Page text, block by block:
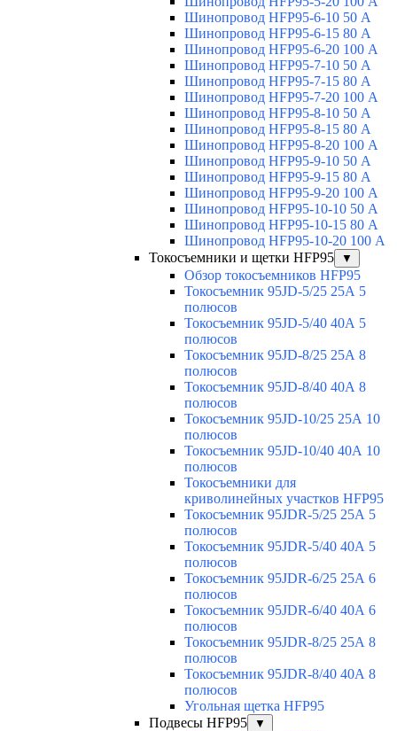
Шинопровод HFP95-6-10 50 А
Шинопровод HFP95-6-15 80 А
Шинопровод HFP95-6-20 100 А
Шинопровод HFP95-7-10 50 А
Шинопровод HFP95-7-15 80 А
Шинопровод HFP95-7-20 100 А
Шинопровод HFP95-8-10 50 А
Шинопровод HFP95-8-15 80 А
Шинопровод HFP95-8-20 100 А
Шинопровод HFP95-9-10 50 А
Шинопровод HFP95-9-15 80 А
Шинопровод HFP95-9-20 100 А
Шинопровод HFP95-10-10 50 А
Шинопровод HFP95-10-15 80 А
Шинопровод HFP95-10-20 100 А
Токосъемники и щетки HFP95
▼
Обзор токосъемников HFP95
Токосъемник 95JD-5/25 25А 5
полюсов
Токосъемник 95JD-5/40 40А 5
полюсов
Токосъемник 95JD-8/25 25А 8
полюсов
Токосъемник 95JD-8/40 40А 8
полюсов
Токосъемник 95JD-10/25 25А 10
полюсов
Токосъемник 95JD-10/40 40А 10
полюсов
Токосъемники для
криволинейных участков HFP95
Токосъемник 95JDR-5/25 25А 5
полюсов
Токосъемник 95JDR-5/40 40А 5
полюсов
Токосъемник 95JDR-6/25 25А 6
полюсов
Токосъемник 95JDR-6/40 40А 6
полюсов
Токосъемник 95JDR-8/25 25А 8
полюсов
Токосъемник 95JDR-8/40 40А 8
полюсов
Угольная щетка HFP95
Подвесы HFP95
▼